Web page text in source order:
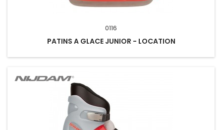
0116
PATINS A GLACE JUNIOR - LOCATION